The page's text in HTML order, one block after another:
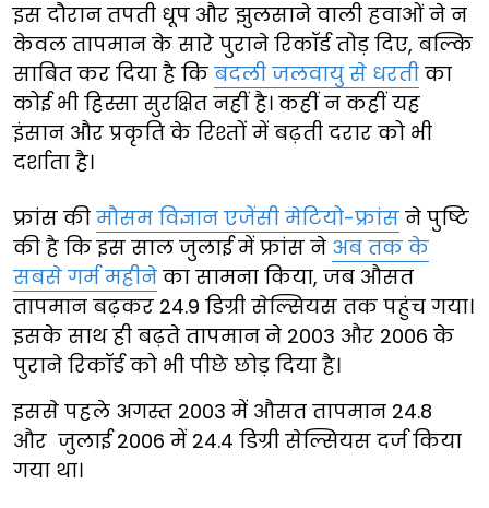
इस दौरान तपती धूप और झुलसाने वाली हवाओं ने न
केवल तापमान के सारे पुराने रिकॉर्ड तोड़ दिए, बल्कि
साबित कर दिया है कि बदली जलवायु से धरती का
कोई भी हिस्सा सुरक्षित नहीं है। कहीं न कहीं यह
इंसान और प्रकृति के रिश्तों में बढ़ती दरार को भी
दर्शाता है।
फ्रांस की मौसम विज्ञान एजेंसी मेटियो-फ्रांस ने पुष्टि
की है कि इस साल जुलाई में फ्रांस ने अब तक के
सबसे गर्म महीने का सामना किया, जब औसत
तापमान बढ़कर 24.9 डिग्री सेल्सियस तक पहुंच गया।
इसके साथ ही बढ़ते तापमान ने 2003 और 2006 के
पुराने रिकॉर्ड को भी पीछे छोड़ दिया है।
इससे पहले अगस्त 2003 में औसत तापमान 24.8
और जुलाई 2006 में 24.4 डिग्री सेल्सियस दर्ज किया
गया था।